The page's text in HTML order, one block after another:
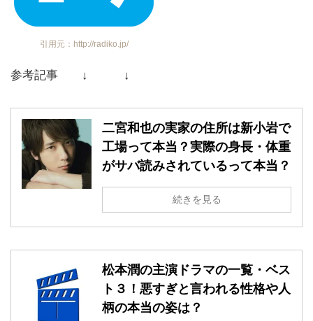
引用元：http://radiko.jp/
参考記事 ↓ ↓
二宮和也の実家の住所は新小岩で
工場って本当？実際の身長・体重
がサバ読みされているって本当？
続きを見る
松本潤の主演ドラマの一覧・ベス
ト３！悪すぎと言われる性格や人
柄の本当の姿は？